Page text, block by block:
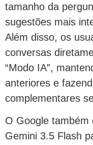
tamanho da
sugestões mais
Além disso, os
conversas
“Modo IA”,
anteriores e
complementares
O Google também
Gemini 3.5 Flash